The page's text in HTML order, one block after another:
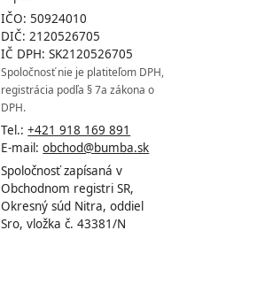
IČO: 50924010
DIČ: 2120526705
IČ DPH: SK2120526705
Spoločnosť nie je platiteľom DPH,
registrácia podľa § 7a zákona o
DPH.
Tel.:+421 918 169 891
E-mail:obchod@bumba.sk
Spoločnosť zapísaná v
Obchodnom registri SR,
Okresný súd Nitra, oddiel
Sro, vložka č. 43381/N